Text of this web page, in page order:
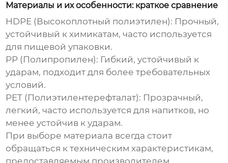
Материалы и их особенности: краткое сравнение
HDPE (Высокоплотный полиэтилен): Прочный,
устойчивый к химикатам, часто используется
для пищевой упаковки.
PP (Полипропилен): Гибкий, устойчивый к
ударам, подходит для более требовательных
условий.
PET (Полиэтилентерефталат): Прозрачный,
легкий, часто используется для напитков, но
менее устойчив к ударам.
При выборе материала всегда стоит
обращаться к техническим характеристикам,